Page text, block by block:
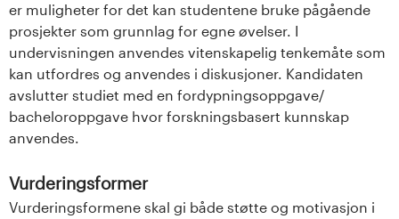
er muligheter for det kan studentene bruke pågående
prosjekter som grunnlag for egne øvelser. I
undervisningen anvendes vitenskapelig tenkemåte som
kan utfordres og anvendes i diskusjoner. Kandidaten
avslutter studiet med en fordypningsoppgave/
bacheloroppgave hvor forskningsbasert kunnskap
anvendes.
Vurderingsformer
Vurderingsformene skal gi både støtte og motivasjon i